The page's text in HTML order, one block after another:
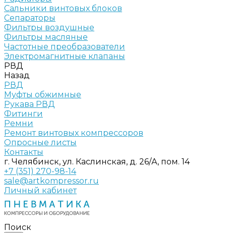
Сальники винтовых блоков
Сепараторы
Фильтры воздушные
Фильтры масляные
Частотные преобразователи
Электромагнитные клапаны
РВД
Назад
РВД
Муфты обжимные
Рукава РВД
Фитинги
Ремни
Ремонт винтовых компрессоров
Опросные листы
Контакты
г. Челябинск, ул. Каслинская, д. 26/А, пом. 14
+7 (351) 270-98-14
sale@artkompressor.ru
Личный кабинет
Поиск